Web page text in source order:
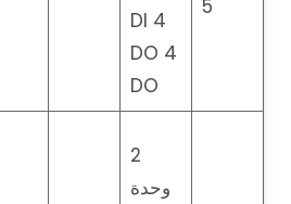
5
DI 4
DO 4
DO
2
وحدة